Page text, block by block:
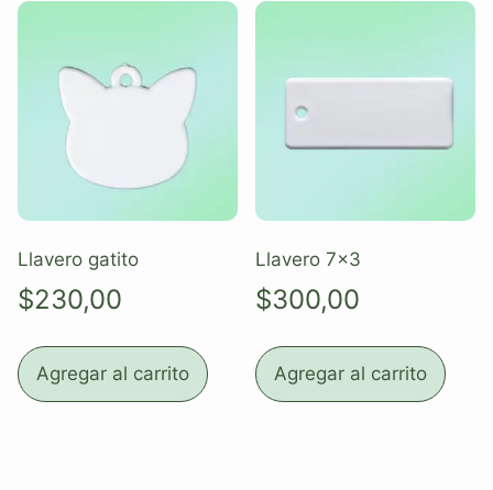
Llavero gatito
$230,00
Agregar al carrito
Llavero 7×3
$300,00
Agregar al carrito